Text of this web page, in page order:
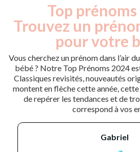
Top
Trouvez un
pour votre
Vous cherchez un prénom dans l’air
bébé ? Notre Top Prénoms 2024
Classiques revisités, nouveautés
montent en flèche cette année,
de repérer les tendances et de
correspond à vos
gabriel